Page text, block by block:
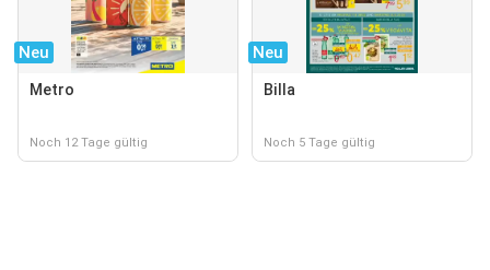
Neu
Metro
Noch 12 Tage gültig
Neu
Billa
Noch 5 Tage gültig